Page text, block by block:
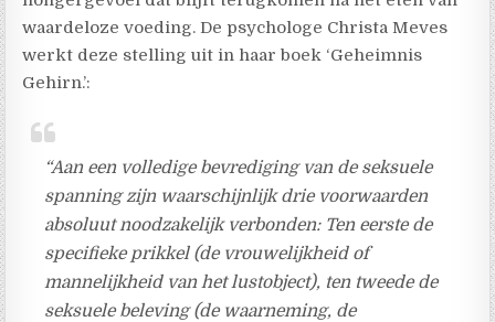
waardeloze voeding. De psychologe Christa Meves
werkt deze stelling uit in haar boek ‘Geheimnis
Gehirn.’:
“Aan een volledige bevrediging van de seksuele
spanning zijn waarschijnlijk drie voorwaarden
absoluut noodzakelijk verbonden: Ten eerste de
specifieke prikkel (de vrouwelijkheid of
mannelijkheid van het lustobject), ten tweede de
seksuele beleving (de waarneming, de